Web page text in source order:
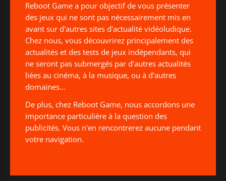
Reboot Game a pour objectif de vous présenter
des jeux qui ne sont pas nécessairement mis en
avant sur d'autres sites d'actualité vidéoludique.
Chez nous, vous découvrirez principalement des
actualités et des tests de jeux indépendants, qui
ne seront pas submergés par d'autres actualités
liées au cinéma, à la musique, ou à d'autres
domaines...
De plus, chez Reboot Game, nous accordons une
importance particulière à la question des
publicités. Vous n'en rencontrerez aucune pendant
votre navigation.